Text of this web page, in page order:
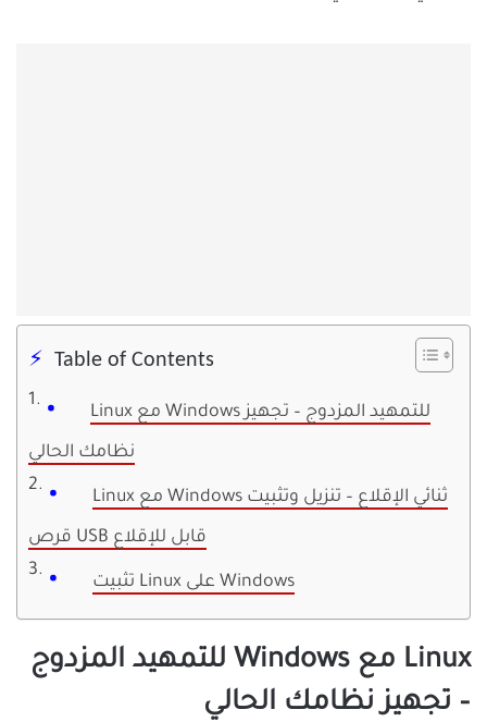
Table of Contents
Linux مع Windows للتمهيد المزدوج – تجهيز
نظامك الحالي
Linux مع Windows ثنائي الإقلاع – تنزيل وتثبيت
قرص USB قابل للإقلاع
تثبيت Linux على Windows
Linux مع Windows للتمهيد المزدوج
– تجهيز نظامك الحالي